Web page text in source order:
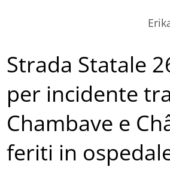
Strada Statale
per incidente tra
Chambave e
feriti in